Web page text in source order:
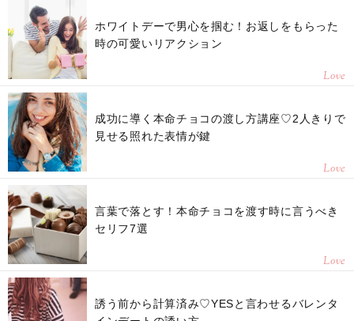
ホワイトデーで男心を掴む！お返しをもらった
時の可愛いリアクション
Love
成功に導く本命チョコの渡し方講座♡2人きりで
見せる照れた表情が鍵
Love
言葉で落とす！本命チョコを渡す時に言うべき
セリフ7選
Love
誘う前から計算済み♡YESと言わせるバレンタ